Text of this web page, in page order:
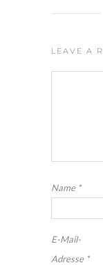
LEAVE A
Name *
E-Mail-
Adresse *